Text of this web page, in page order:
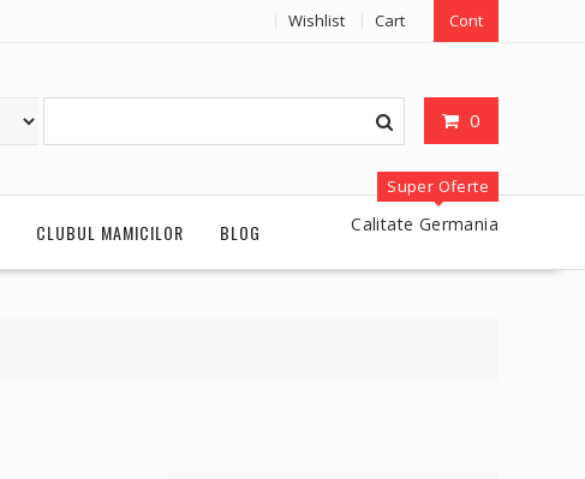
Wishlist Cart Cont
0
CLUBUL MAMICILOR BLOG
Super Oferte
Calitate Germania